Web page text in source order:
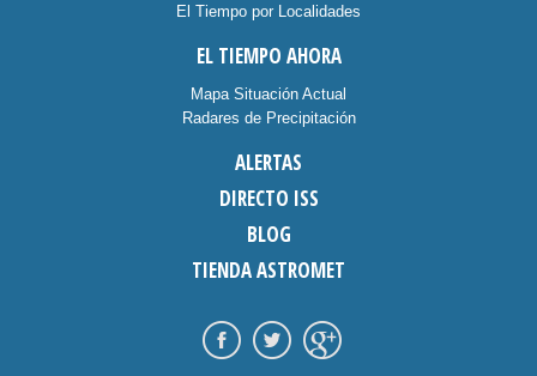
El Tiempo por Localidades
EL TIEMPO AHORA
Mapa Situación Actual
Radares de Precipitación
ALERTAS
DIRECTO ISS
BLOG
TIENDA ASTROMET